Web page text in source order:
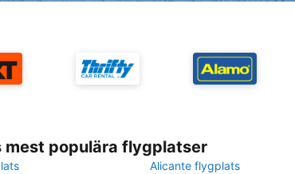
mest populära flygplatser
Alicante flygplats